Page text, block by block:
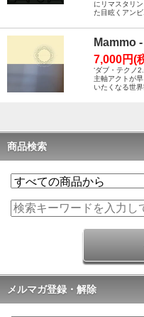
にリマスタリ
た目眩くアンビ
Mammo
7,000円(
‘ダブ・テクノ
主軸アクトが
いたくなる世界
商品検索
メルマガ登録・解除